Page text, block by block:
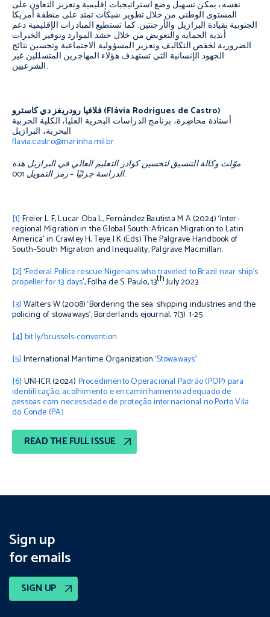
نفسه، يمكن تسهيل وضع استراتيجيات إقليمية وتعزيز التعاون على
المستوى الوطني من خلال تطوير شبكات تمتد على منطقة أمريكا
الجنوبية بقيادة البرازيل والأرجنتين. كما تستطيع المبادرات الإقليمية دعم
أندية الحماية والتعويض من خلال حشد الموارد وتوفير الخبرات
الضرورية لخفض التكاليف وتعزيز المسؤولية الاجتماعية وتحسين نتائج
الجهود الإنسانية التي تستهدف هؤلاء المهاجرين المتسللين غير
الشرعيين.
فلافيا رودريغز دي كاسترو (Flávia Rodrigues de Castro)
أستاذة محاضِرة، برنامج الدراسات البحرية العليا، الكلية الحربية
البحرية، البرازيل
flavia.castro@marinha.mil.br
موّلت وكالة التنسيق لتحسين كوادر التعليم العالي في البرازيل هذه
الدراسة جزئيًا – رمز التمويل 001.
[1] Freier L F, Lucar Oba L, Fernández Bautista M A (2024) ‘Inter-
regional Migration in the Global South: African Migration to Latin
America’ in Crawley H, Teye J K (Eds)The Palgrave Handbook of
South–South Migration and Inequality, Palgrave Macmillan.
[2] ‘Federal Police rescue Nigerians who traveled to Brazil near ship’s
propeller for 13 days’,Folha de S. Paulo,13thJuly 2023
[3] Walters W (2008) ‘Bordering the sea: shipping industries and the
policing of stowaways’,Borderlands ejournal,7(3): 1-25
[4] bit.ly/brussels-convention
[5] International Maritime Organization ‘Stowaways’
[6] UNHCR (2024) Procedimento Operacional Padrão (POP) para
identificação, acolhimento e encaminhamento adequado de
pessoas com necessidade de proteção internacional no Porto Vila
do Conde (PA)
READ THE FULL ISSUE
Sign up
for emails
SIGN UP